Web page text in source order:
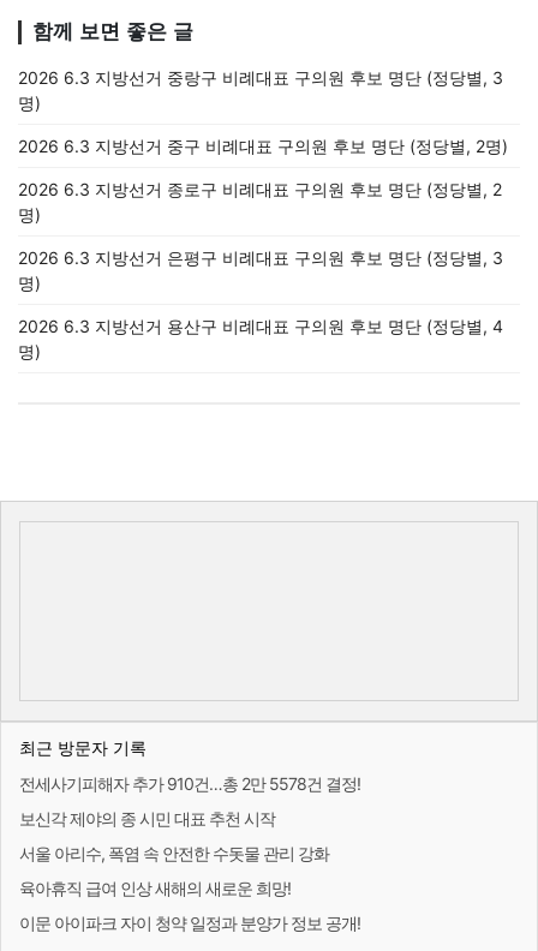
함께 보면 좋은 글
2026 6.3 지방선거 중랑구 비례대표 구의원 후보 명단 (정당별, 3
명)
2026 6.3 지방선거 중구 비례대표 구의원 후보 명단 (정당별, 2명)
2026 6.3 지방선거 종로구 비례대표 구의원 후보 명단 (정당별, 2
명)
2026 6.3 지방선거 은평구 비례대표 구의원 후보 명단 (정당별, 3
명)
2026 6.3 지방선거 용산구 비례대표 구의원 후보 명단 (정당별, 4
명)
최근 방문자 기록
전세사기피해자 추가 910건…총 2만 5578건 결정!
보신각 제야의 종 시민 대표 추천 시작
서울 아리수, 폭염 속 안전한 수돗물 관리 강화
육아휴직 급여 인상 새해의 새로운 희망!
이문 아이파크 자이 청약 일정과 분양가 정보 공개!